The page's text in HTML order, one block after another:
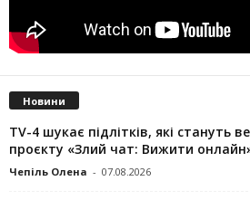
Новини
TV-4 шукає підлітків, які стануть
проєкту «Злий чат: Вижити
Чепіль Олена - 07.08.2026